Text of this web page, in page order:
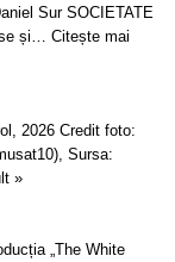
Sur SOCIETATE
și… Citește mai
2026 Credit foto:
Sursa:
»
„The White